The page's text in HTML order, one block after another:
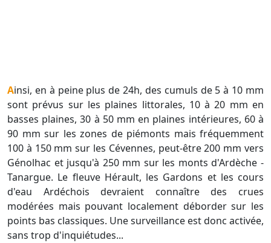
Ainsi, en à peine plus de 24h, des cumuls de 5 à 10 mm
sont prévus sur les plaines littorales, 10 à 20 mm en
basses plaines, 30 à 50 mm en plaines intérieures, 60 à
90 mm sur les zones de piémonts mais fréquemment
100 à 150 mm sur les Cévennes, peut-être 200 mm vers
Génolhac et jusqu'à 250 mm sur les monts d'Ardèche -
Tanargue. Le fleuve Hérault, les Gardons et les cours
d'eau Ardéchois devraient connaître des crues
modérées mais pouvant localement déborder sur les
points bas classiques. Une surveillance est donc activée,
sans trop d'inquiétudes...